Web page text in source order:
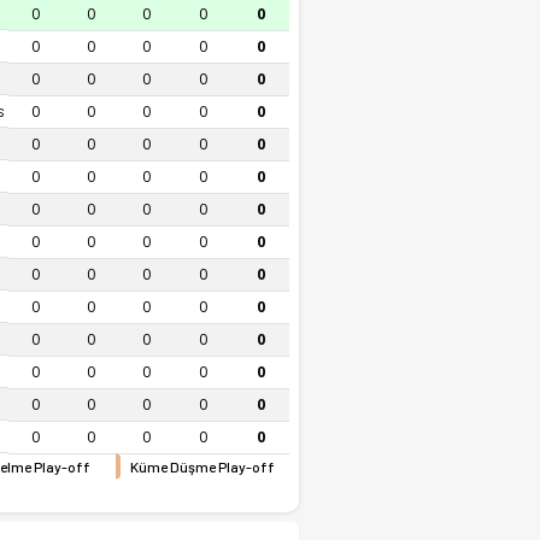
0 0 0 0 0
0 0 0 0 0
0 0 0 0 0
0 0 0 0 0
0 0 0 0 0
0 0 0 0 0
0 0 0 0 0
0 0 0 0 0
0 0 0 0 0
0 0 0 0 0
0 0 0 0 0
0 0 0 0 0
0 0 0 0 0
0 0 0 0 0
Play-off
Küme Düşme Play-off